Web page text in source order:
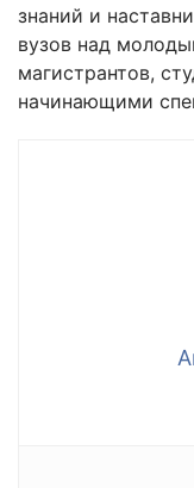
знаний и
вузов над
магистрантов,
начинающими